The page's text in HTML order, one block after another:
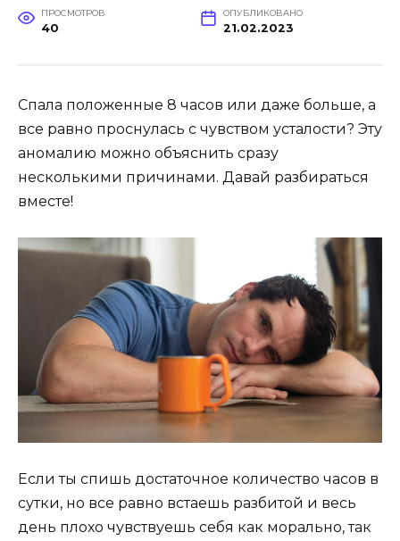
ПРОСМОТРОВ
40
ОПУБЛИКОВАНО
21.02.2023
Спала положенные 8 часов или даже больше, а
все равно проснулась с чувством усталости? Эту
аномалию можно объяснить сразу
несколькими причинами. Давай разбираться
вместе!
Если ты спишь достаточное количество часов в
сутки, но все равно встаешь разбитой и весь
день плохо чувствуешь себя как морально, так